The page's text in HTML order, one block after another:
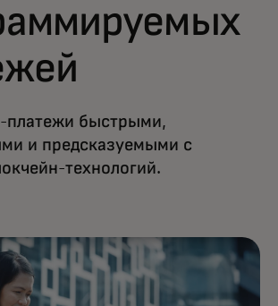
платежи быстрыми,
и предсказуемыми с
технологий.